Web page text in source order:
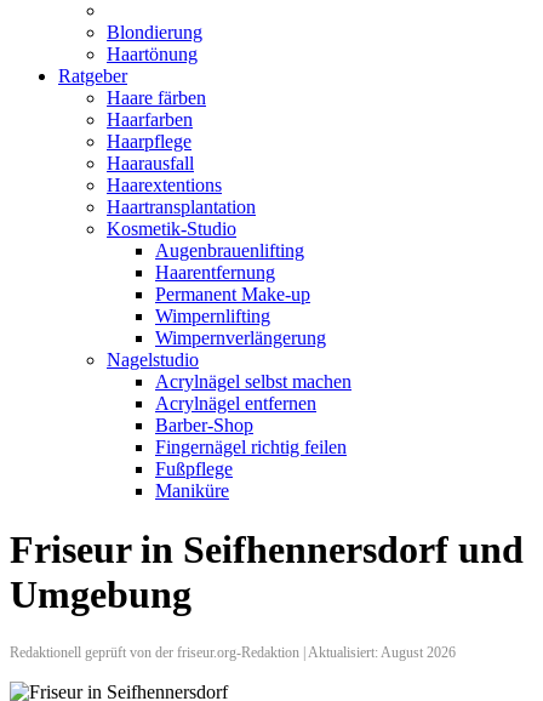
Blondierung
Haartönung
Ratgeber
Haare färben
Haarfarben
Haarpflege
Haarausfall
Haarextentions
Haartransplantation
Kosmetik-Studio
Augenbrauenlifting
Haarentfernung
Permanent Make-up
Wimpernlifting
Wimpernverlängerung
Nagelstudio
Acrylnägel selbst machen
Acrylnägel entfernen
Barber-Shop
Fingernägel richtig feilen
Fußpflege
Maniküre
Friseur in Seifhennersdorf und
Umgebung
Redaktionell geprüft von der friseur.org-Redaktion | Aktualisiert: August 2026